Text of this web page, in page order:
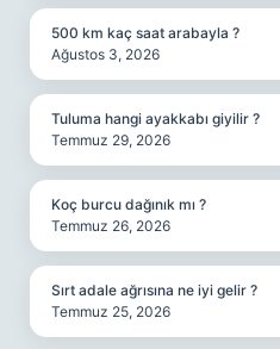
500 km kaç saat arabayla ?
Ağustos 3, 2026
Tuluma hangi ayakkabı giyilir ?
Temmuz 29, 2026
Koç burcu dağınık mı ?
Temmuz 26, 2026
Sırt adale ağrısına ne iyi gelir ?
Temmuz 25, 2026